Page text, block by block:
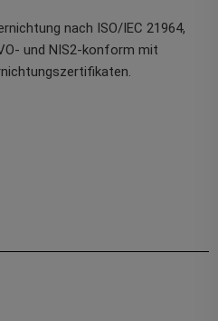
nach ISO/IEC 21964,
und NIS2-konform mit